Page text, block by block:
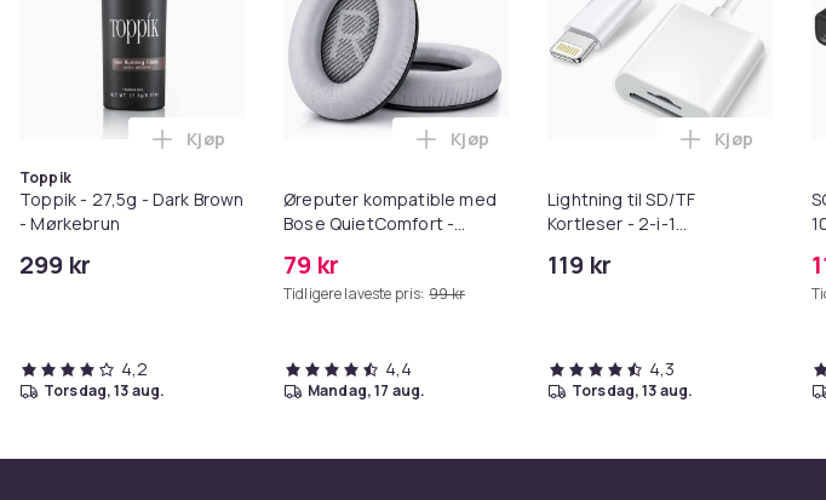
Toppik
Toppik - 27,5g - Dark Brown
- Mørkebrun
299 kr
Legg Toppik - 27,5g - Dark Brown - Mørkebrun i handlekurven
Kjøp
4,2
torsdag, 13 aug.
Øreputer kompatible med
Bose QuietComfort -
Grå
79 kr
Tidligere laveste pris: 99 kr
Legg Øreputer kompatible med Bose
Kjøp
4,4
mandag, 17 aug.
Lightning til SD/TF
Kortleser - 2-i-1
iPhone/iPad
119 kr
Legg
Kjøp
4,3
torsdag, 13 aug.